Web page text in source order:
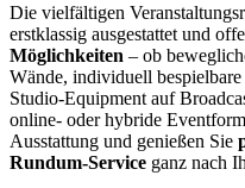
Die vielfältigen
erstklassig ausgestattet und
Möglichkeiten – ob
Wände, individuell
Studio-Equipment auf
online- oder hybride
Ausstattung und genießen Sie
Rundum-Service ganz nach